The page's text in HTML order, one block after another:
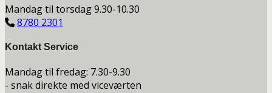
Mandag til torsdag 9.30-10.30
8780 2301
Kontakt Service
Mandag til fredag: 7.30-9.30
- snak direkte med viceværten